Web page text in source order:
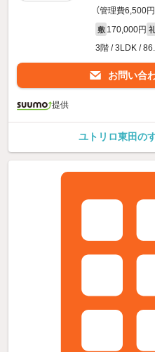
（管理費6,500円
敷 170,000円
3階 / 3LDK /
お問い合
提供
ユトリロ東田の